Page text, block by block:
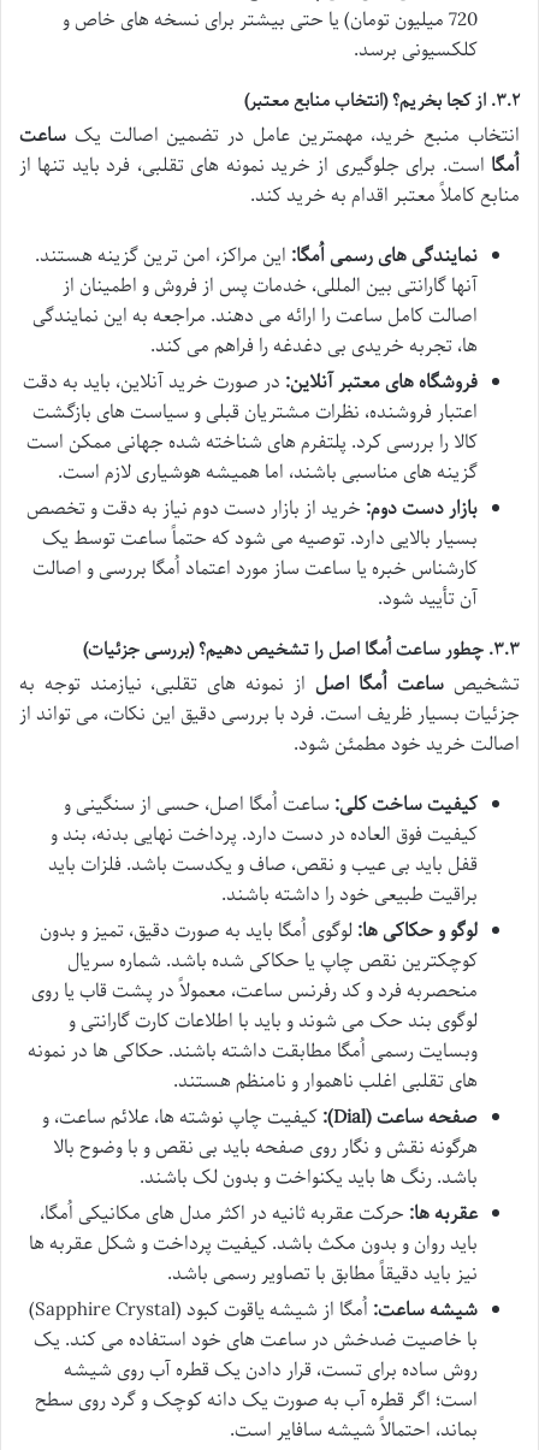
720 میلیون تومان) یا حتی بیشتر برای نسخه های خاص و
کلکسیونی برسد.
۳.۲. از کجا بخریم؟ (انتخاب منابع معتبر)
انتخاب منبع خرید، مهمترین عامل در تضمین اصالت یک ساعت
اُمگا است. برای جلوگیری از خرید نمونه های تقلبی، فرد باید تنها از
منابع کاملاً معتبر اقدام به خرید کند.
نمایندگی های رسمی اُمگا: این مراکز، امن ترین گزینه هستند.
آنها گارانتی بین المللی، خدمات پس از فروش و اطمینان از
اصالت کامل ساعت را ارائه می دهند. مراجعه به این نمایندگی
ها، تجربه خریدی بی دغدغه را فراهم می کند.
فروشگاه های معتبر آنلاین: در صورت خرید آنلاین، باید به دقت
اعتبار فروشنده، نظرات مشتریان قبلی و سیاست های بازگشت
کالا را بررسی کرد. پلتفرم های شناخته شده جهانی ممکن است
گزینه های مناسبی باشند، اما همیشه هوشیاری لازم است.
بازار دست دوم: خرید از بازار دست دوم نیاز به دقت و تخصص
بسیار بالایی دارد. توصیه می شود که حتماً ساعت توسط یک
کارشناس خبره یا ساعت ساز مورد اعتماد اُمگا بررسی و اصالت
آن تأیید شود.
۳.۳. چطور ساعت اُمگا اصل را تشخیص دهیم؟ (بررسی جزئیات)
تشخیص ساعت اُمگا اصل از نمونه های تقلبی، نیازمند توجه به
جزئیات بسیار ظریف است. فرد با بررسی دقیق این نکات، می تواند از
اصالت خرید خود مطمئن شود.
کیفیت ساخت کلی: ساعت اُمگا اصل، حسی از سنگینی و
کیفیت فوق العاده در دست دارد. پرداخت نهایی بدنه، بند و
قفل باید بی عیب و نقص، صاف و یکدست باشد. فلزات باید
براقیت طبیعی خود را داشته باشند.
لوگو و حکاکی ها:لوگوی اُمگا باید به صورت دقیق، تمیز و بدون
کوچکترین نقص چاپ یا حکاکی شده باشد. شماره سریال
منحصربه فرد و کد رفرنس ساعت، معمولاً در پشت قاب یا روی
لوگوی بند حک می شوند و باید با اطلاعات کارت گارانتی و
وبسایت رسمی اُمگا مطابقت داشته باشند. حکاکی ها در نمونه
های تقلبی اغلب ناهموار و نامنظم هستند.
صفحه ساعت (Dial):
کیفیت چاپ نوشته ها، علائم ساعت، و
هرگونه نقش و نگار روی صفحه باید بی نقص و با وضوح بالا
باشد. رنگ ها باید یکنواخت و بدون لک باشند.
عقربه ها: حرکت عقربه ثانیه در اکثر مدل های مکانیکی اُمگا،
باید روان و بدون مکث باشد. کیفیت پرداخت و شکل عقربه ها
نیز باید دقیقاً مطابق با تصاویر رسمی باشد.
شیشه ساعت:
اُمگا از شیشه یاقوت کبود (Sapphire Crystal)
با خاصیت ضدخش در ساعت های خود استفاده می کند. یک
روش ساده برای تست، قرار دادن یک قطره آب روی شیشه
است؛ اگر قطره آب به صورت یک دانه کوچک و گرد روی سطح
بماند، احتمالاً شیشه سافایر است.